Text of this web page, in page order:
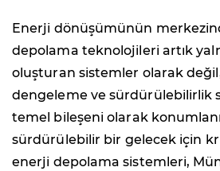
Enerji dönüşümünün
depolama teknolojileri artık
oluşturan sistemler olarak
dengeleme ve sürdürülebilirlik
temel bileşeni olarak
sürdürülebilir bir gelecek için
enerji depolama sistemleri,